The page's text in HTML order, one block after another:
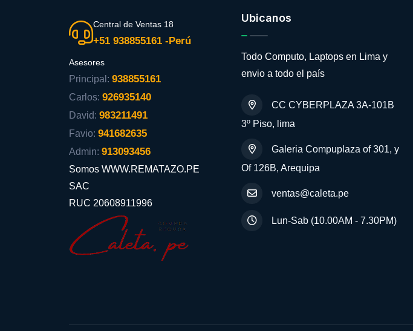
Central de Ventas 18
+51 938855161 -Perú
Asesores
Principal: 938855161
Carlos: 926935140
David: 983211491
Favio: 941682635
Admin: 913093456
Somos WWW.REMATAZO.PE
SAC
RUC 20608911996
Ubicanos
Todo Computo, Laptops en Lima y
envio a todo el país
CC CYBERPLAZA 3A-101B
3º Piso, lima
Galeria Compuplaza of 301, y
Of 126B, Arequipa
ventas@caleta.pe
Lun-Sab (10.00AM - 7.30PM)